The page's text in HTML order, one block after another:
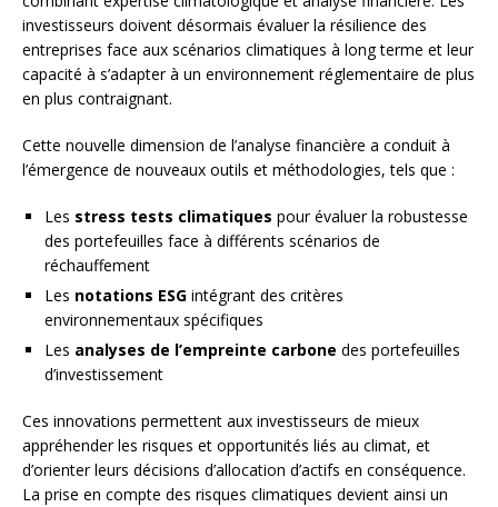
investisseurs doivent désormais évaluer la résilience des
entreprises face aux scénarios climatiques à long terme et leur
capacité à s’adapter à un environnement réglementaire de plus
en plus contraignant.
Cette nouvelle dimension de l’analyse financière a conduit à
l’émergence de nouveaux outils et méthodologies, tels que :
Les stress tests climatiques pour évaluer la robustesse
des portefeuilles face à différents scénarios de
réchauffement
Les notations ESG intégrant des critères
environnementaux spécifiques
Les analyses de l’empreinte carbone des portefeuilles
d’investissement
Ces innovations permettent aux investisseurs de mieux
appréhender les risques et opportunités liés au climat, et
d’orienter leurs décisions d’allocation d’actifs en conséquence.
La prise en compte des risques climatiques devient ainsi un